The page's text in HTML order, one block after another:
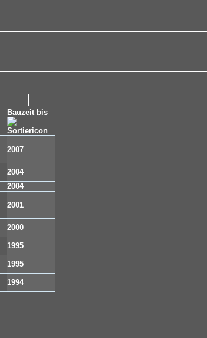
Bauzeit bis
2007
2004
2004
2001
2000
1995
1995
1994